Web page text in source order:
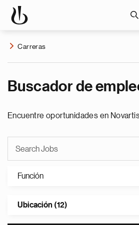
Carreras
Buscador de
Encuentre oportunidades en
Función
Ubicación (12)